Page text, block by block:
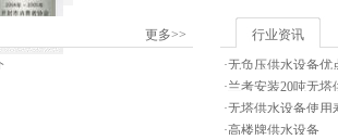
更多>>
行业资讯
·无负压供水设备优
·兰考安装20吨无塔
·无塔供水设备使用
·高楼牌供水设备